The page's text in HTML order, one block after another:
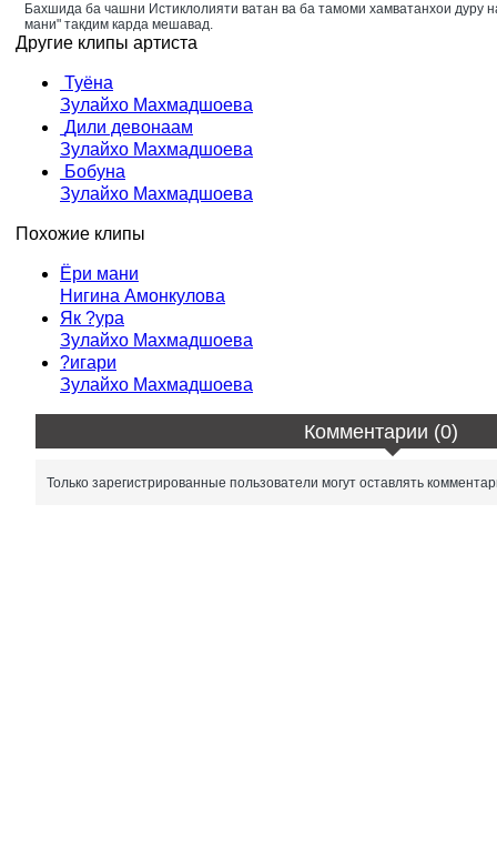
Бахшида ба чашни Истиклолияти ватан ва ба тамоми хамватанхои дуру
мани" такдим карда мешавад.
Другие клипы артиста
Туёна
Зулайхо Махмадшоева
Дили девонаам
Зулайхо Махмадшоева
Бобуна
Зулайхо Махмадшоева
Похожие клипы
Ёри мани
Нигина Амонкулова
Як ?ура
Зулайхо Махмадшоева
?игари
Зулайхо Махмадшоева
Комментарии (0)
Только зарегистрированные пользователи могут оставлять